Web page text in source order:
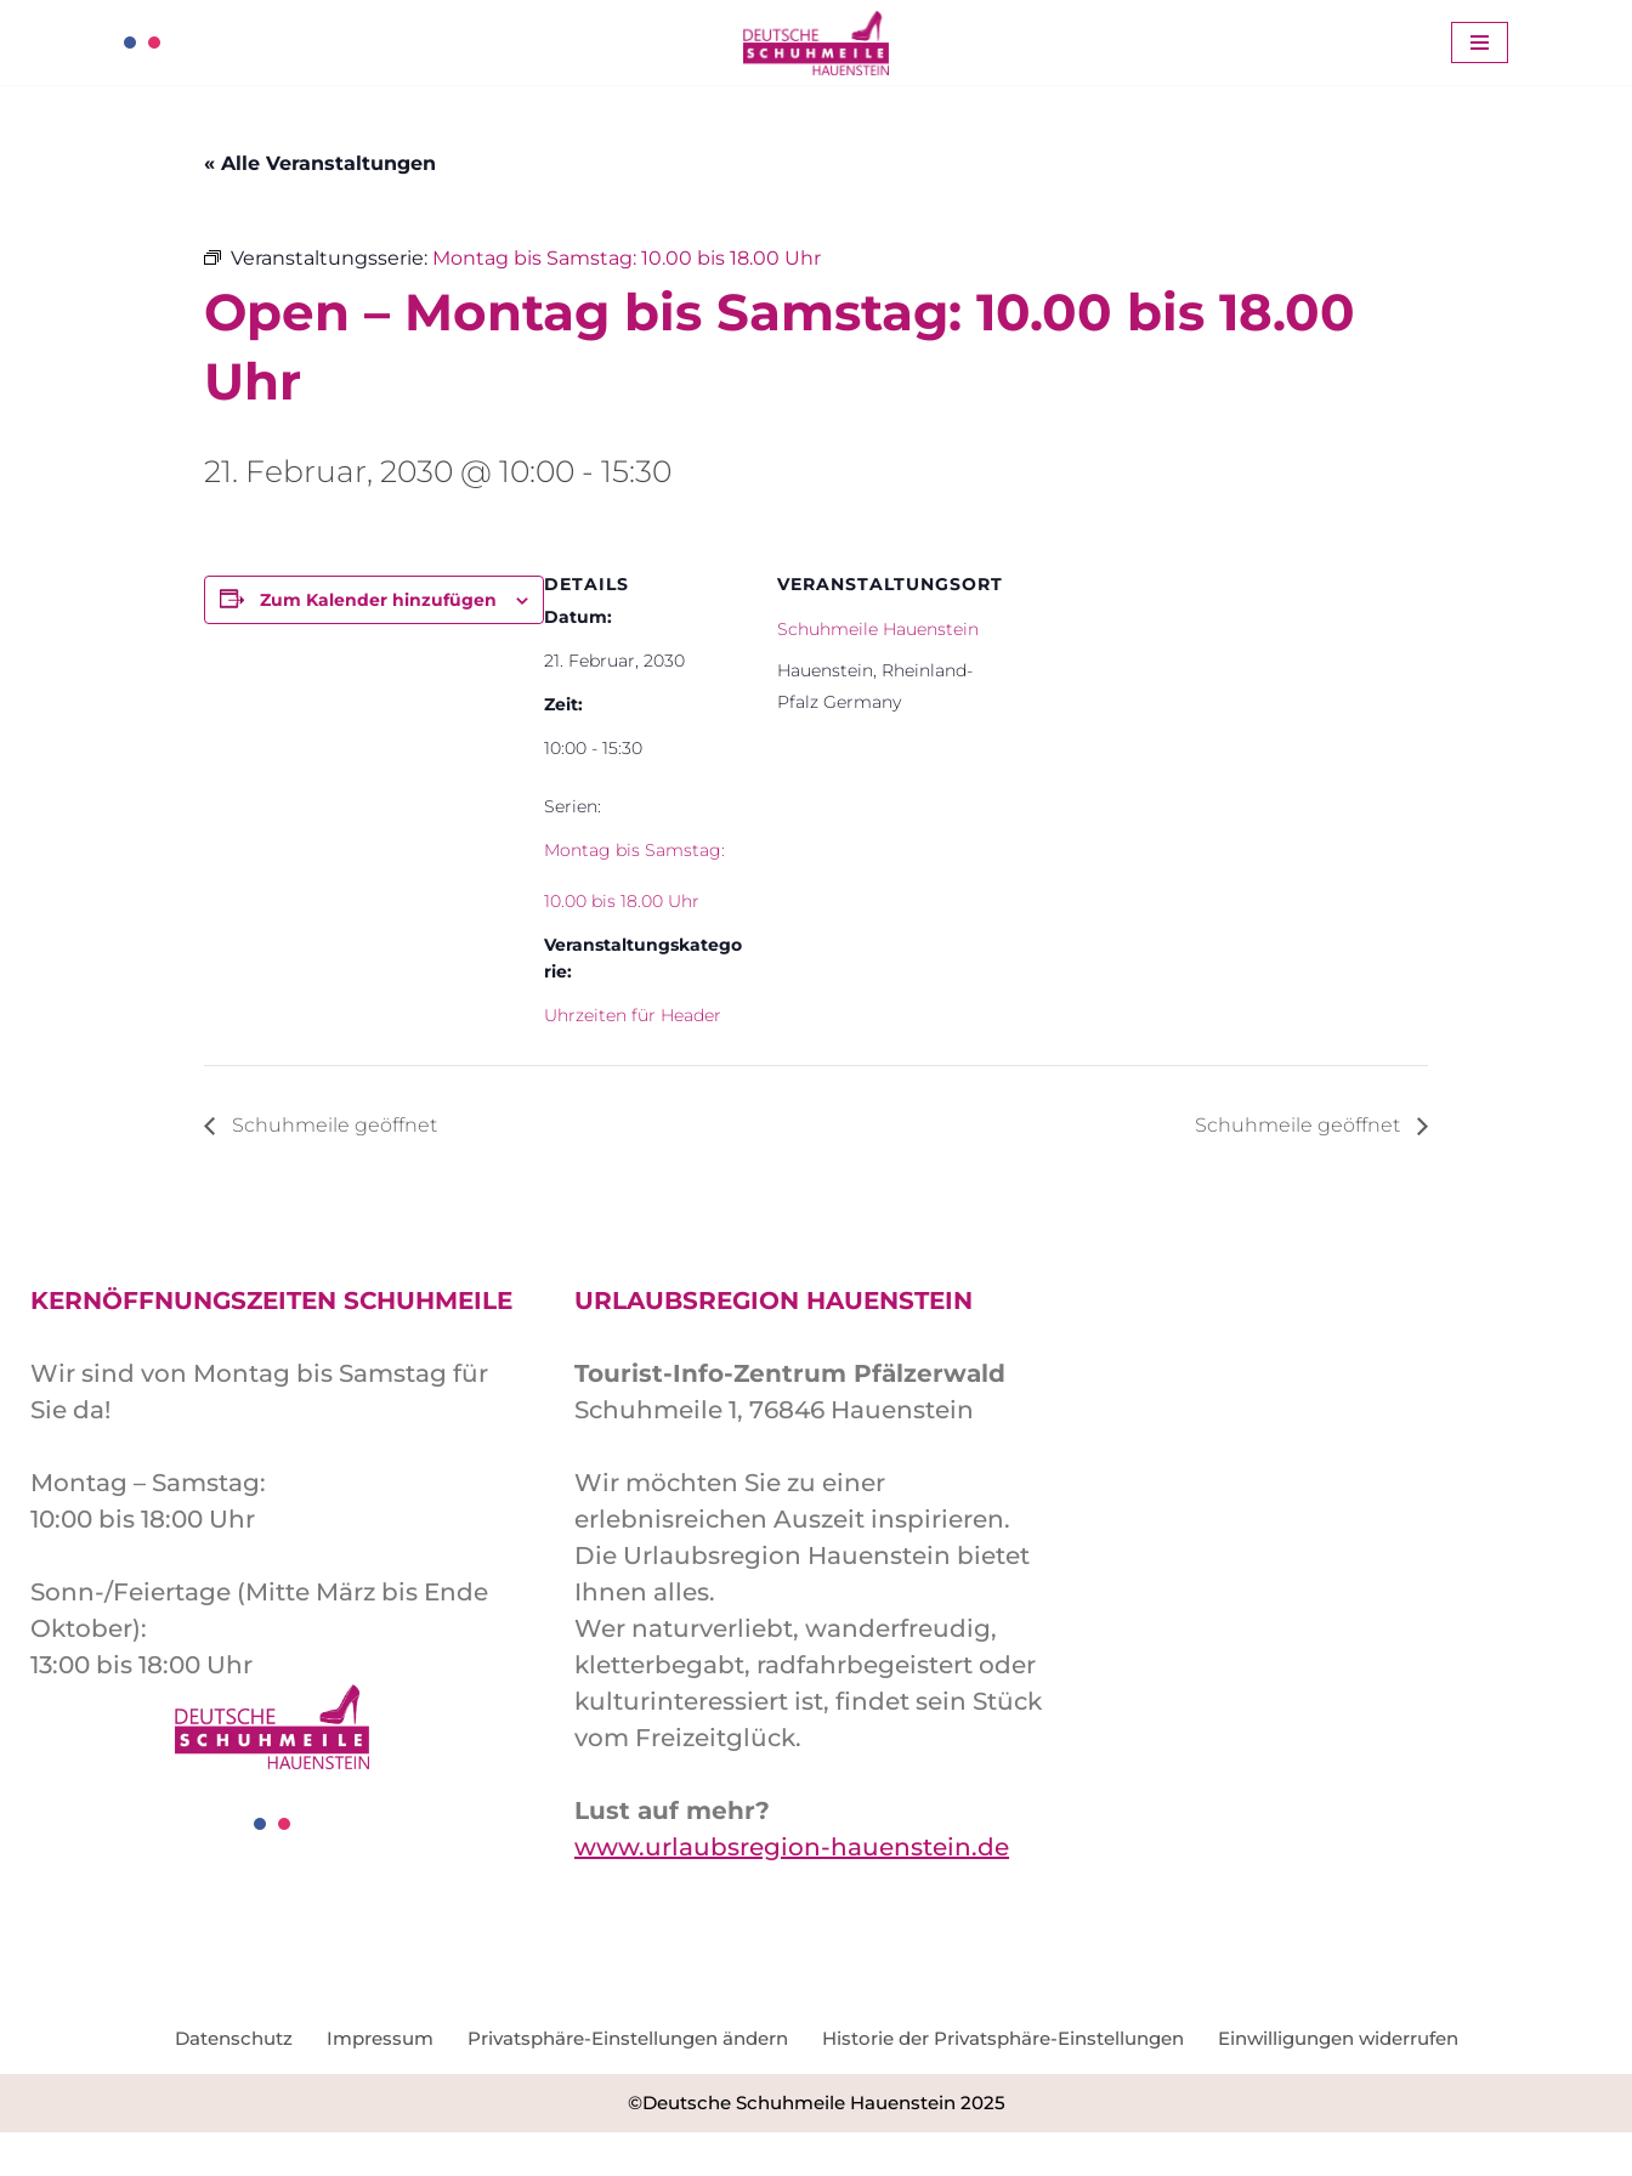
« Alle Veranstaltungen
Veranstaltungsserie: Montag bis Samstag: 10.00 bis 18.00 Uhr
Open – Montag bis Samstag: 10.00 bis 18.00
Uhr
21. Februar, 2030 @ 10:00 - 15:30
Zum Kalender hinzufügen
DETAILS
Datum:
21. Februar, 2030
Zeit:
10:00 - 15:30
Serien:
Montag bis Samstag:
10.00 bis 18.00 Uhr
Veranstaltungskatego
rie:
Uhrzeiten für Header
VERANSTALTUNGSORT
Schuhmeile Hauenstein
Hauenstein Rheinland-
Pfalz Germany
Schuhmeile geöffnet Schuhmeile geöffnet
KERNÖFFNUNGSZEITEN SCHUHMEILE
Wir sind von Montag bis Samstag für
Sie da!
Montag – Samstag:
10:00 bis 18:00 Uhr
Sonn-/Feiertage (Mitte März bis Ende
Oktober):
13:00 bis 18:00 Uhr
URLAUBSREGION HAUENSTEIN
Tourist-Info-Zentrum Pfälzerwald
Schuhmeile 1, 76846 Hauenstein
Wir möchten Sie zu einer
erlebnisreichen Auszeit inspirieren.
Die Urlaubsregion Hauenstein bietet
Ihnen alles.
Wer naturverliebt, wanderfreudig,
kletterbegabt, radfahrbegeistert oder
kulturinteressiert ist, findet sein Stück
vom Freizeitglück.
Lust auf mehr?
www.urlaubsregion-hauenstein.de
Datenschutz Impressum Privatsphäre-Einstellungen ändern Historie der Privatsphäre-Einstellungen Einwilligungen widerrufen
©Deutsche Schuhmeile Hauenstein 2025